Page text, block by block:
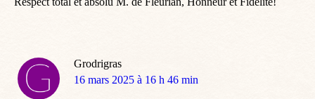
Grodrigras
dit
16 mars 2025 à 16 h 46 min